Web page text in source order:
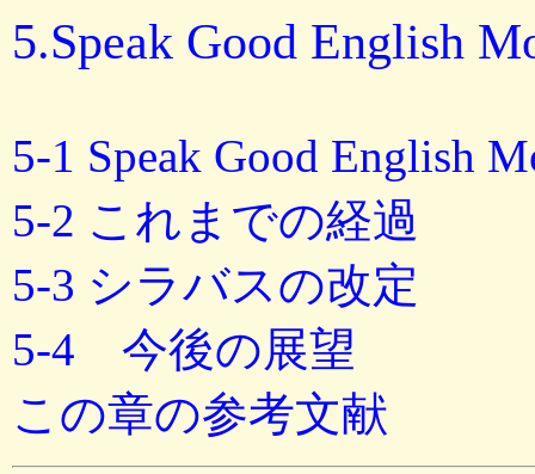
5.Speak Good English
5-1 Speak Good English
5-2 これまでの経過
5-3 シラバスの改定
5-4 今後の展望
この章の参考文献